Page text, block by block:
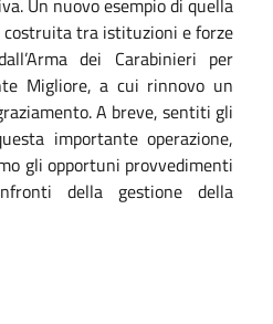
tra istituzioni e forze
dei Carabinieri per
Migliore, a cui rinnovo un
A breve, sentiti gli
importante operazione,
gli opportuni provvedimenti
della gestione della